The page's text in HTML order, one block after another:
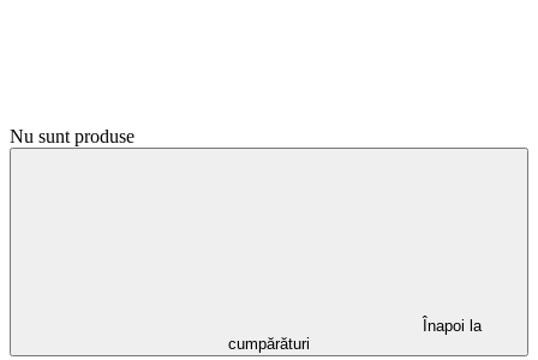
Nu sunt produse
Înapoi la
cumpărături